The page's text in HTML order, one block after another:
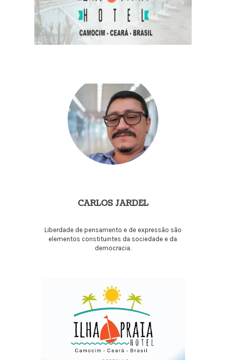
CARLOS JARDEL
Liberdade de pensamento e de expressão são
elementos constituintes da sociedade e da
democracia.